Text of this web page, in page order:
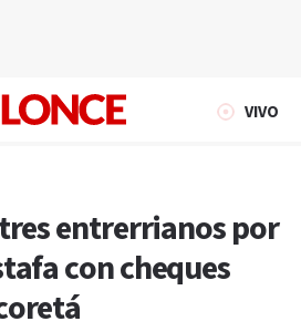
VIVO
entrerrianos por
con cheques